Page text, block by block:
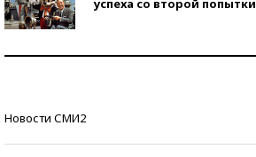
Новости СМИ2